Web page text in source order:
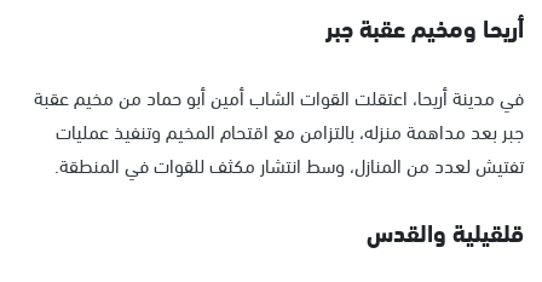
أريحا ومخيم عقبة جبر
في مدينة أريحا، اعتقلت القوات الشاب أمين أبو حماد من مخيم عقبة
جبر بعد مداهمة منزله، بالتزامن مع اقتحام المخيم وتنفيذ عمليات
تفتيش لعدد من المنازل، وسط انتشار مكثف للقوات في المنطقة.
قلقيلية والقدس